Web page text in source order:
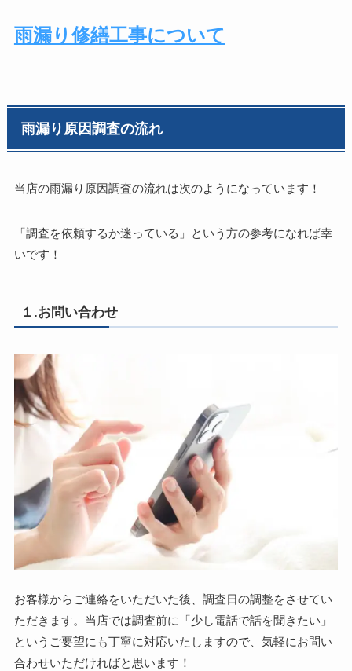
雨漏り修繕工事について
雨漏り原因調査の流れ
当店の雨漏り原因調査の流れは次のようになっています！
「調査を依頼するか迷っている」という方の参考になれば幸
いです！
１.お問い合わせ
お客様からご連絡をいただいた後、調査日の調整をさせてい
ただきます。当店では調査前に「少し電話で話を聞きたい」
というご要望にも丁寧に対応いたしますので、気軽にお問い
合わせいただければと思います！